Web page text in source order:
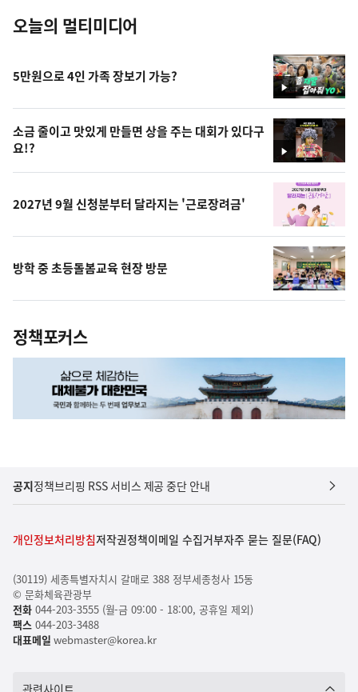
오늘의 멀티미디어
영
상
5만원으로 4인 가족 장보기 가능?
영
상
소금 줄이고 맛있게 만들면 상을 주는 대회가 있다구
요!?
2027년 9월 신청분부터 달라지는 '근로장려금'
방학 중 초등돌봄교육 현장 방문
정책포커스
공지정책브리핑 RSS 서비스 제공 중단 안내
개인정보처리방침저작권정책이메일 수집거부자주 묻는 질문(FAQ)
(30119) 세종특별자치시 갈매로 388 정부세종청사 15동
© 문화체육관광부
전화044-203-3555 (월-금 09:00 - 18:00, 공휴일 제외)
팩스044-203-3488
대표메일 webmaster@korea.kr